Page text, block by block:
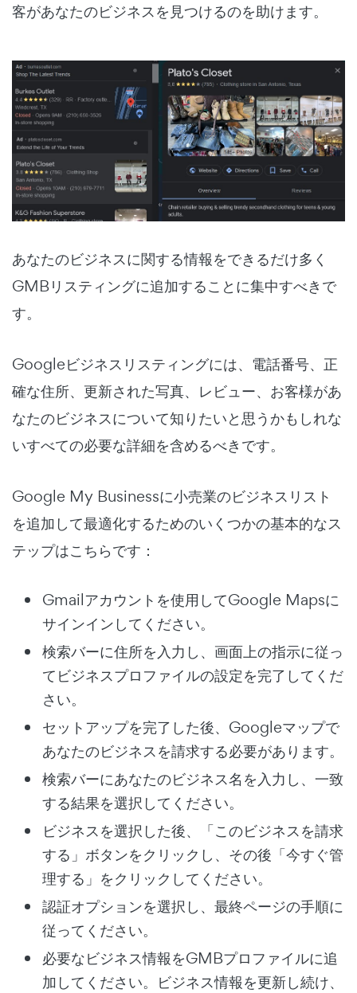
客があなたのビジネスを見つけるのを助けます。
あなたのビジネスに関する情報をできるだけ多く
GMBリスティングに追加することに集中すべきで
す。
Googleビジネスリスティングには、電話番号、正
確な住所、更新された写真、レビュー、お客様があ
なたのビジネスについて知りたいと思うかもしれな
いすべての必要な詳細を含めるべきです。
Google My Businessに小売業のビジネスリスト
を追加して最適化するためのいくつかの基本的なス
テップはこちらです：
Gmailアカウントを使用してGoogle Mapsに
サインインしてください。
検索バーに住所を入力し、画面上の指示に従っ
てビジネスプロファイルの設定を完了してくだ
さい。
セットアップを完了した後、Googleマップで
あなたのビジネスを請求する必要があります。
検索バーにあなたのビジネス名を入力し、一致
する結果を選択してください。
ビジネスを選択した後、「このビジネスを請求
する」ボタンをクリックし、その後「今すぐ管
理する」をクリックしてください。
認証オプションを選択し、最終ページの手順に
従ってください。
必要なビジネス情報をGMBプロファイルに追
加してください。ビジネス情報を更新し続け、